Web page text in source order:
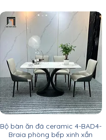
Bộ bàn ăn đá ceramic 4-BAD4-
Braia phòng bếp xinh xắn